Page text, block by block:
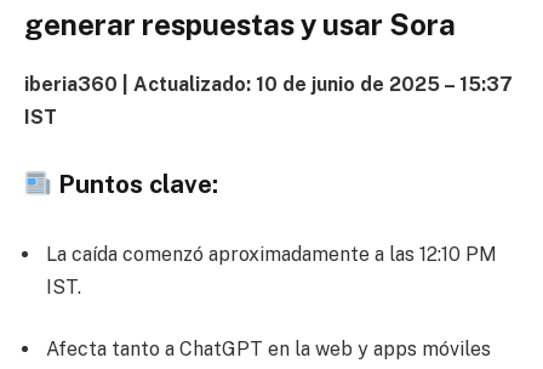
generar respuestas y usar Sora
iberia360 | Actualizado: 10 de junio de 2025 – 15:37
IST
Puntos clave:
La caída comenzó aproximadamente a las 12:10 PM
IST.
Afecta tanto a ChatGPT en la web y apps móviles